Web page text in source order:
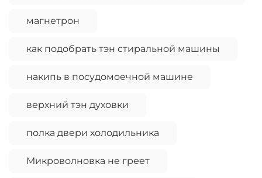
магнетрон
как подобрать тэн стиральной машины
накипь в посудомоечной машине
верхний тэн духовки
полка двери холодильника
Микроволновка не греет